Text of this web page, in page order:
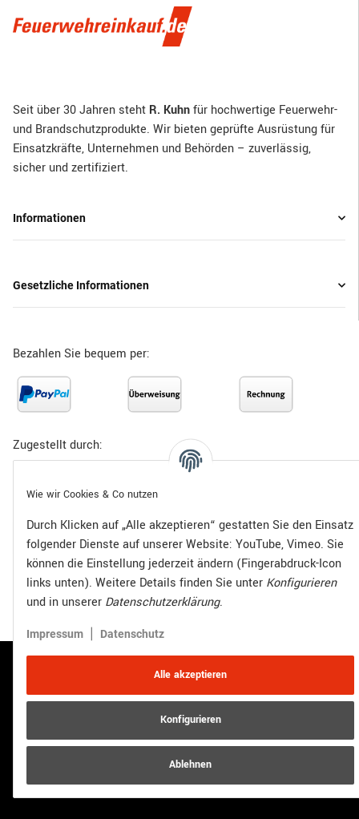
Alle akzeptieren
Konfigurieren
Ablehnen
Wie wir Cookies & Co nutzen
Durch Klicken auf „Alle akzeptieren“ gestatten Sie den Einsatz
folgender Dienste auf unserer Website: YouTube, Vimeo. Sie
können die Einstellung jederzeit ändern (Fingerabdruck-Icon
links unten). Weitere Details finden Sie unter Konfigurieren
und in unserer Datenschutzerklärung.
Impressum Datenschutz
Seit über 30 Jahren steht R. Kuhnfür hochwertige Feuerwehr-
und Brandschutzprodukte. Wir bieten geprüfte Ausrüstung für
Einsatzkräfte, Unternehmen und Behörden – zuverlässig,
sicher und zertifiziert.
Informationen
Gesetzliche Informationen
Bezahlen Sie bequem per:
Zugestellt durch:
Vertrag widerrufen
* Alle Preise inkl. gesetzlicher USt., zzgl.Versand
© R.Kuhn GmbH Besucherzähler: 4018441